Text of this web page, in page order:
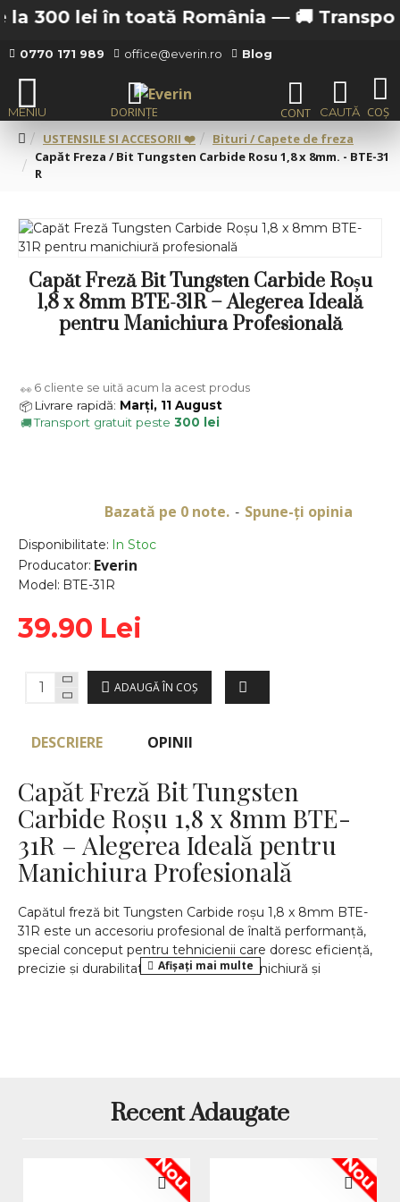
300 lei în toată România —🚚
0770 171 989 office@everin.ro Blog
USTENSILE SI ACCESORII ❤️
Bituri / Capete de freza
Capăt Freza / Bit Tungsten Carbide Rosu 1,8 x 8mm. - BTE-31
R
Capăt Freză Bit Tungsten Carbide Roșu
1,8 x 8mm BTE-31R – Alegerea Ideală
pentru Manichiura Profesională
Disponibilitate: In Stoc
Producator: Everin
Model: BTE-31R
Bazată pe 0 note. - Spune-ţi opinia
39.90 Lei
ADAUGĂ ÎN COŞ
👀 6 cliente se uită acum la acest produs
📦 Livrare rapidă: Marți, 11 August
🚚Transport gratuit peste 300 lei
DESCRIERE OPINII
Capăt Freză Bit Tungsten
Carbide Roșu 1,8 x 8mm BTE-
31R – Alegerea Ideală pentru
Manichiura Profesională
Capătul freză bit Tungsten Carbide roșu 1,8 x 8mm BTE-
31R este un accesoriu profesional de înaltă performanță,
special conceput pentru tehnicienii care doresc eficiență,
precizie și durabilitate în lucrările de manichiură și
Design Profesional și Dimensiune
Dimensiunea de 1,8 x 8 mm oferă un echilibru ideal între
control și eficiență. Vârful conic lung, vizibil și în imagine,
Recent Adaugate
Nou Nou